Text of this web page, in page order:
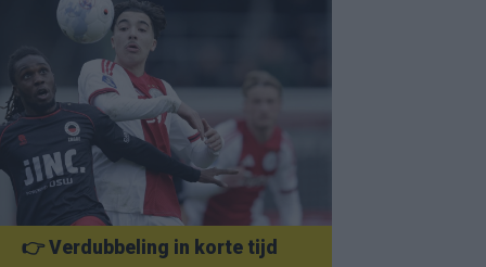
👉 Verdubbeling in korte tijd